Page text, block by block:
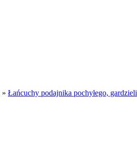
» Łańcuchy podajnika pochyłego, gardzieli